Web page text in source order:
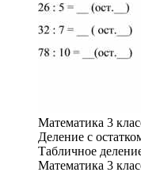
Математика 3
Деление с
Табличное
Математика 3